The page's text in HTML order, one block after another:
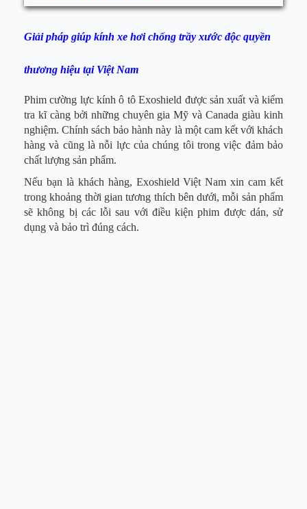
Giải pháp giúp kính xe hơi chống trầy xước độc quyền
thương hiệu tại Việt Nam
Phim cường lực kính ô tô Exoshield được sản xuất và kiểm
tra kĩ càng bởi những chuyên gia Mỹ và Canada giàu kinh
nghiệm. Chính sách bảo hành này là một cam kết với khách
hàng và cũng là nỗi lực của chúng tôi trong việc đảm bảo
chất lượng sản phẩm.
Nếu bạn là khách hàng, Exoshield Việt Nam xin cam kết
trong khoảng thời gian tương thích bên dưới, mỗi sản phẩm
sẽ không bị các lỗi sau với điều kiện phim được dán, sử
dụng và bảo trì đúng cách.